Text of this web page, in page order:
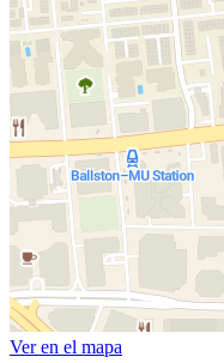
Ver en el mapa